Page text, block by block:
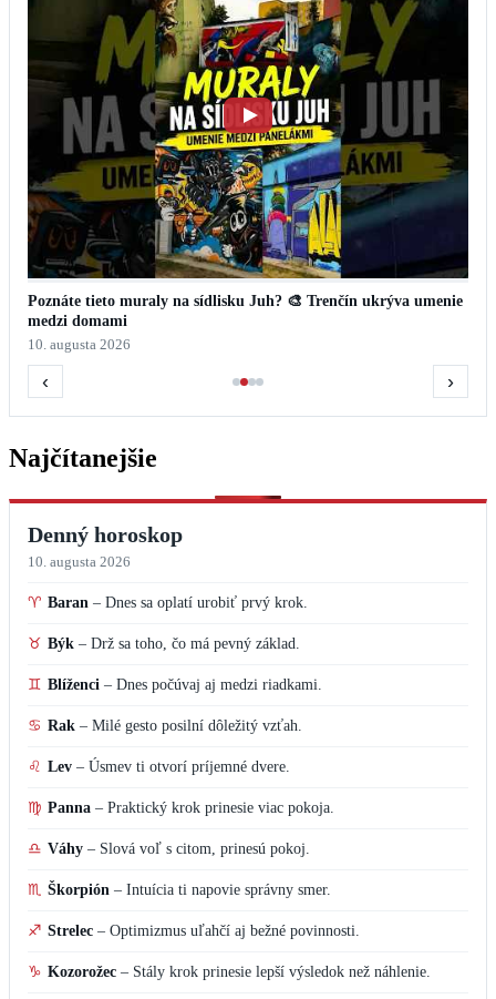
Poznáte tieto muraly na sídlisku Juh? 🎨 Trenčín ukrýva umenie
medzi domami
10. augusta 2026
‹ ›
Najčítanejšie
Denný horoskop
10. augusta 2026
♈ Baran – Dnes sa oplatí urobiť prvý krok.
♉ Býk – Drž sa toho, čo má pevný základ.
♊ Blíženci – Dnes počúvaj aj medzi riadkami.
♋ Rak – Milé gesto posilní dôležitý vzťah.
♌ Lev – Úsmev ti otvorí príjemné dvere.
♍ Panna – Praktický krok prinesie viac pokoja.
♎ Váhy – Slová voľ s citom, prinesú pokoj.
♏ Škorpión – Intuícia ti napovie správny smer.
♐ Strelec – Optimizmus uľahčí aj bežné povinnosti.
♑ Kozorožec – Stály krok prinesie lepší výsledok než náhlenie.